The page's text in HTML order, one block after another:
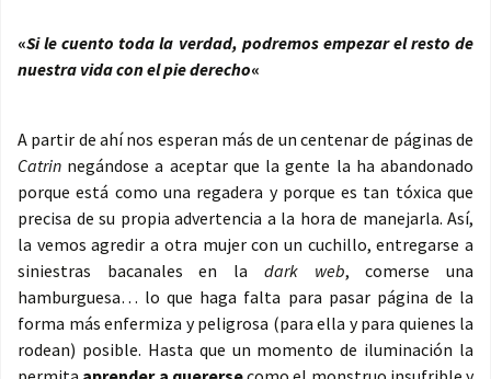
«Si le cuento toda la verdad, podremos empezar el resto de
nuestra vida con el pie derecho«
A partir de ahí nos esperan más de un centenar de páginas de
Catrin negándose a aceptar que la gente la ha abandonado
porque está como una regadera y porque es tan tóxica que
precisa de su propia advertencia a la hora de manejarla. Así,
la vemos agredir a otra mujer con un cuchillo, entregarse a
siniestras bacanales en la dark web, comerse una
hamburguesa… lo que haga falta para pasar página de la
forma más enfermiza y peligrosa (para ella y para quienes la
rodean) posible. Hasta que un momento de iluminación la